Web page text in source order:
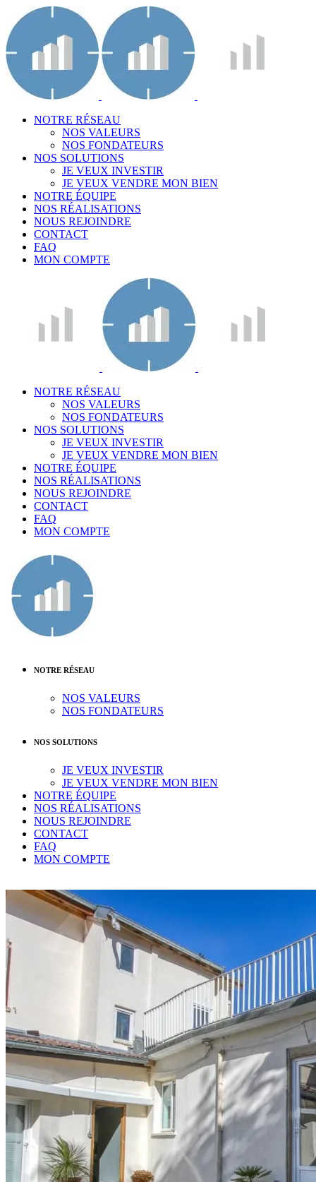
NOTRE RÉSEAU
NOS VALEURS
NOS FONDATEURS
NOS SOLUTIONS
JE VEUX INVESTIR
JE VEUX VENDRE MON BIEN
NOTRE ÉQUIPE
NOS RÉALISATIONS
NOUS REJOINDRE
CONTACT
FAQ
MON COMPTE
NOTRE RÉSEAU
NOS VALEURS
NOS FONDATEURS
NOS SOLUTIONS
JE VEUX INVESTIR
JE VEUX VENDRE MON BIEN
NOTRE ÉQUIPE
NOS RÉALISATIONS
NOUS REJOINDRE
CONTACT
FAQ
MON COMPTE
NOTRE RÉSEAU
NOS VALEURS
NOS FONDATEURS
NOS SOLUTIONS
JE VEUX INVESTIR
JE VEUX VENDRE MON BIEN
NOTRE ÉQUIPE
NOS RÉALISATIONS
NOUS REJOINDRE
CONTACT
FAQ
MON COMPTE